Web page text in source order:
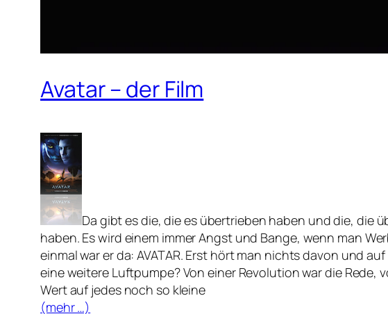
Avatar – der Film
Da gibt es die, die es übertrieben haben und die, die
haben. Es wird einem immer Angst und Bange, wenn man
einmal war er da: AVATAR. Erst hört man nichts davon und
eine weitere Luftpumpe? Von einer Revolution war die
Wert auf jedes noch so kleine
(mehr …)